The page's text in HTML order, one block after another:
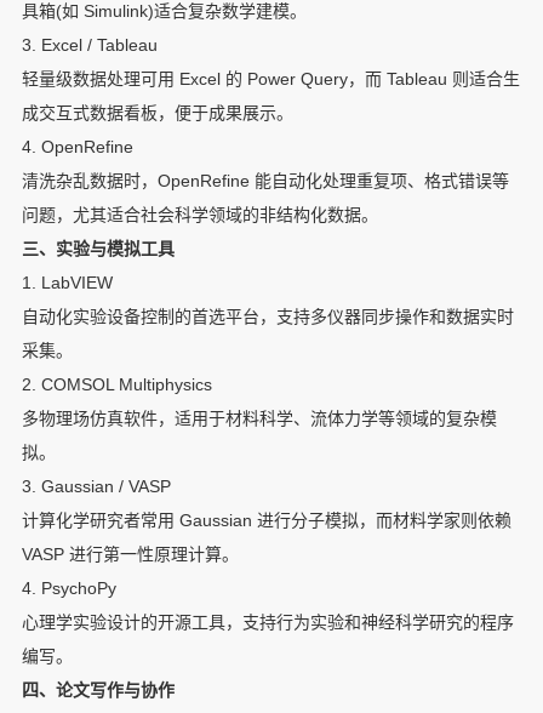
具箱(如 Simulink)适合复杂数学建模。
3. Excel / Tableau
轻量级数据处理可用 Excel 的 Power Query，而 Tableau 则适合生
成交互式数据看板，便于成果展示。
4. OpenRefine
清洗杂乱数据时，OpenRefine 能自动化处理重复项、格式错误等
问题，尤其适合社会科学领域的非结构化数据。
三、实验与模拟工具
1. LabVIEW
自动化实验设备控制的首选平台，支持多仪器同步操作和数据实时
采集。
2. COMSOL Multiphysics
多物理场仿真软件，适用于材料科学、流体力学等领域的复杂模
拟。
3. Gaussian / VASP
计算化学研究者常用 Gaussian 进行分子模拟，而材料学家则依赖
VASP 进行第一性原理计算。
4. PsychoPy
心理学实验设计的开源工具，支持行为实验和神经科学研究的程序
编写。
四、论文写作与协作